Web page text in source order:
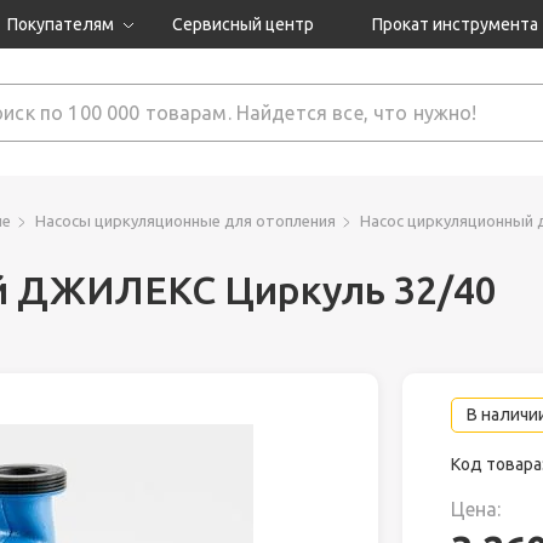
Покупателям
Как оформить заказ?
Сервисный центр Прокат инструмента
Насосы циркуляционные для отопления Насос
ДЖИЛЕКС Циркуль 32/40
В
Код
Цена: